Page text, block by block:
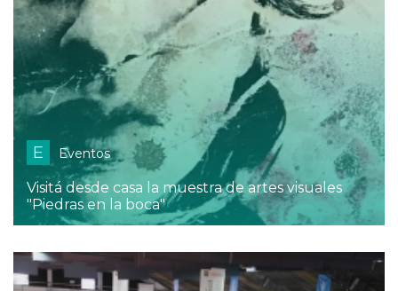
E Eventos
Visitá desde casa la muestra de artes visuales
"Piedras en la boca"